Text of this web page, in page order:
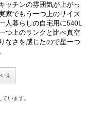
ッチンの雰囲気が上がっ
家でもう一つ上のサイズ
人暮らしの自宅用に540L
つ上のランクと比べ真空
なさを感じたので星一つ
え
います。